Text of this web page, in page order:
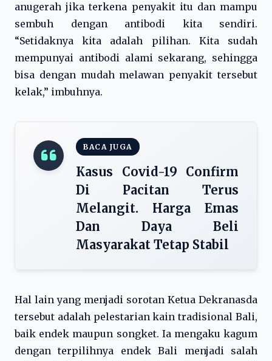
anugerah jika terkena penyakit itu dan mampu
sembuh dengan antibodi kita sendiri.
“Setidaknya kita adalah pilihan. Kita sudah
mempunyai antibodi alami sekarang, sehingga
bisa dengan mudah melawan penyakit tersebut
kelak,” imbuhnya.
BACA JUGA
Kasus Covid-19 Confirm
Di Pacitan Terus
Melangit. Harga Emas
Dan Daya Beli
Masyarakat Tetap Stabil
Hal lain yang menjadi sorotan Ketua Dekranasda
tersebut adalah pelestarian kain tradisional Bali,
baik endek maupun songket. Ia mengaku kagum
dengan terpilihnya endek Bali menjadi salah